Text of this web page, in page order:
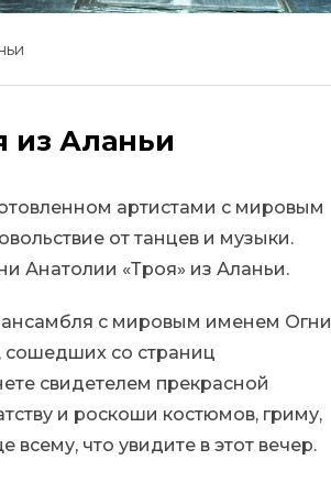
из Аланьи
артистами с мировым
от танцев и музыки.
Анатолии «Троя» из Аланьи.
с мировым именем Огни
сошедших со страниц
свидетелем прекрасной
и роскоши костюмов, гриму,
что увидите в этот вечер.